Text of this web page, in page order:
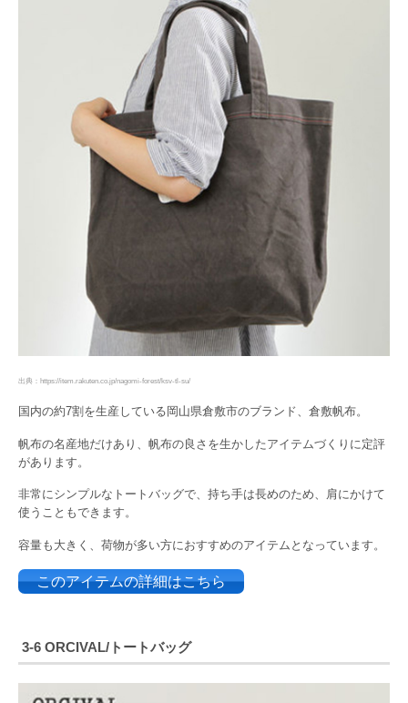
出典：https://item.rakuten.co.jp/nagomi-forest/ksv-tl-su/
国内の約7割を生産している岡山県倉敷市のブランド、倉敷帆布。
帆布の名産地だけあり、帆布の良さを生かしたアイテムづくりに定評
があります。
非常にシンプルなトートバッグで、持ち手は長めのため、肩にかけて
使うこともできます。
容量も大きく、荷物が多い方におすすめのアイテムとなっています。
このアイテムの詳細はこちら
3-6 ORCIVAL/トートバッグ